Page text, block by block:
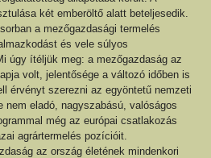
két emberöltő alatt beteljesedik.
a mezőgazdasági termelés
és vele súlyos
úgy ítéljük meg: a mezőgazdaság az
volt, jelentősége a változó időben is
érvényt szerezni az egyöntetű nemzeti
nem eladó, nagyszabású, valóságos
még az európai csatlakozás
agrártermelés pozícióit.
az ország életének mindenkori